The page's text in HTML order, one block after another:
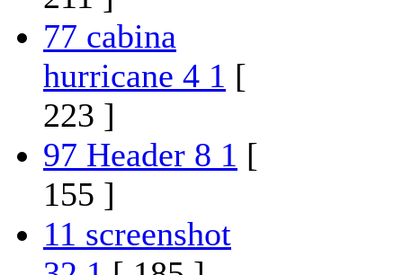
77 cabina
hurricane 4 1 [
223 ]
97 Header 8 1 [
155 ]
11 screenshot